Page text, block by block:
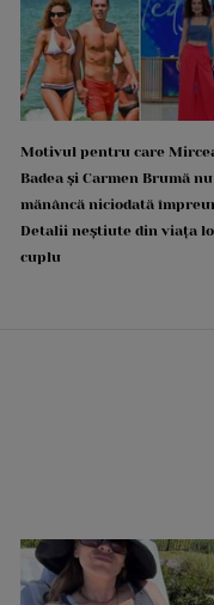
Motivul pentru care
Badea și Carmen Brumă nu
mănâncă niciodată
Detalii neștiute din viața
cuplu